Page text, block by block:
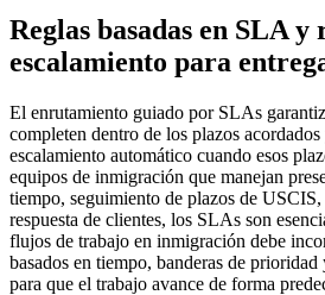
Reglas basadas en SLA y
escalamiento para
El enrutamiento guiado por SLAs
completen dentro de los plazos
escalamiento automático cuando esos
equipos de inmigración que manejan
tiempo, seguimiento de plazos de
respuesta de clientes, los SLAs son
flujos de trabajo en inmigración debe
basados en tiempo, banderas de
para que el trabajo avance de forma